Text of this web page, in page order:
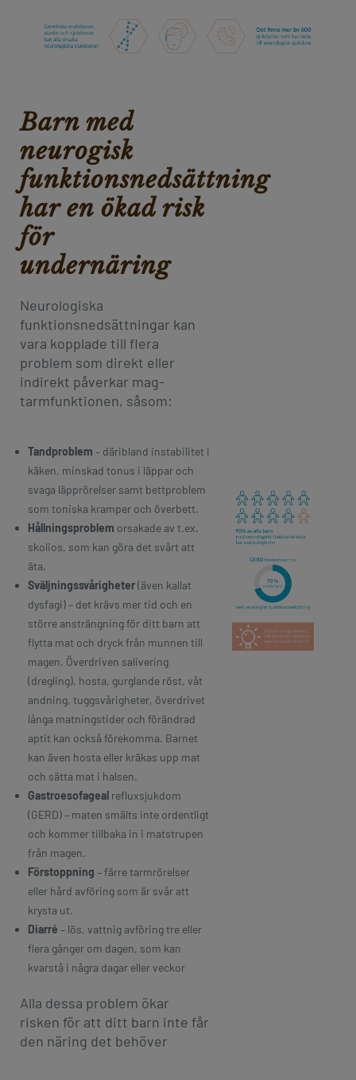
Barn med
neurogisk
funktionsnedsättning
har en ökad risk
för
undernäring
Neurologiska
funktionsnedsättningar kan
vara kopplade till flera
problem som direkt eller
indirekt påverkar mag-
tarmfunktionen, såsom:
Tandproblem – däribland instabilitet i
käken, minskad tonus i läppar och
svaga läpprörelser samt bettproblem
som toniska kramper och överbett.
Hållningsproblem orsakade av t.ex.
skolios, som kan göra det svårt att
äta.
Sväljningssvårigheter(även kallat
dysfagi) – det krävs mer tid och en
större ansträngning för ditt barn att
flytta mat och dryck från munnen till
magen. Överdriven salivering
(dregling), hosta, gurglande röst, våt
andning, tuggsvårigheter, överdrivet
långa matningstider och förändrad
aptit kan också förekomma. Barnet
kan även hosta eller kräkas upp mat
och sätta mat i halsen.
Gastroesofagealrefluxsjukdom
(GERD) – maten smälts inte ordentligt
och kommer tillbaka in i matstrupen
från magen.
Förstoppning – färre tarmrörelser
eller hård avföring som är svår att
krysta ut.
Diarré – lös, vattnig avföring tre eller
flera gånger om dagen, som kan
kvarstå i några dagar eller veckor
Alla dessa problem ökar
risken för att ditt barn inte får
den näring det behöver